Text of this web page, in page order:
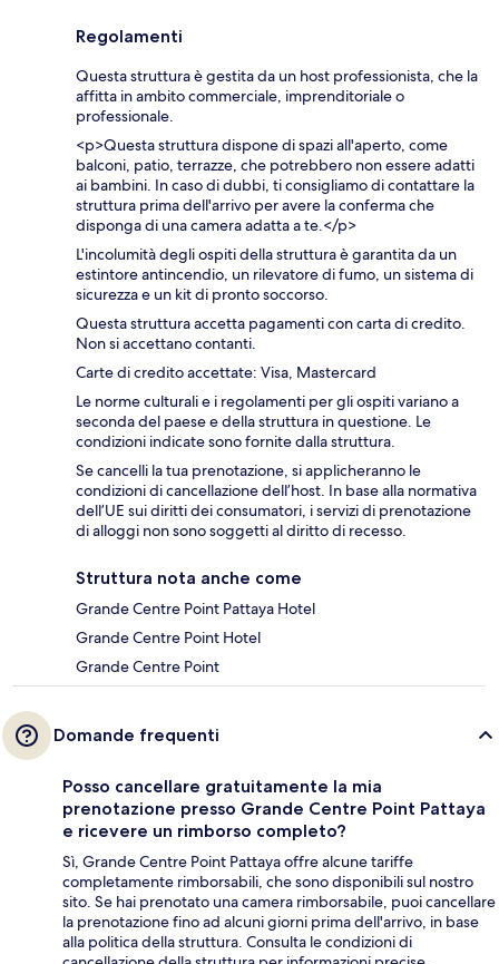
Regolamenti
Questa struttura è gestita da un host professionista, che la
affitta in ambito commerciale, imprenditoriale o
professionale.
<p>Questa struttura dispone di spazi all'aperto, come
balconi, patio, terrazze, che potrebbero non essere adatti
ai bambini. In caso di dubbi, ti consigliamo di contattare la
struttura prima dell'arrivo per avere la conferma che
disponga di una camera adatta a te.</p>
L'incolumità degli ospiti della struttura è garantita da un
estintore antincendio, un rilevatore di fumo, un sistema di
sicurezza e un kit di pronto soccorso.
Questa struttura accetta pagamenti con carta di credito.
Non si accettano contanti.
Carte di credito accettate: Visa, Mastercard
Le norme culturali e i regolamenti per gli ospiti variano a
seconda del paese e della struttura in questione. Le
condizioni indicate sono fornite dalla struttura.
Se cancelli la tua prenotazione, si applicheranno le
condizioni di cancellazione dell’host. In base alla normativa
dell’UE sui diritti dei consumatori, i servizi di prenotazione
di alloggi non sono soggetti al diritto di recesso.
Struttura nota anche come
Grande Centre Point Pattaya Hotel
Grande Centre Point Hotel
Grande Centre Point
Domande frequenti
Posso cancellare gratuitamente la mia
prenotazione presso Grande Centre Point Pattaya
e ricevere un rimborso completo?
Sì, Grande Centre Point Pattaya offre alcune tariffe
completamente rimborsabili, che sono disponibili sul nostro
sito. Se hai prenotato una camera rimborsabile, puoi cancellare
la prenotazione fino ad alcuni giorni prima dell'arrivo, in base
alla politica della struttura. Consulta le condizioni di